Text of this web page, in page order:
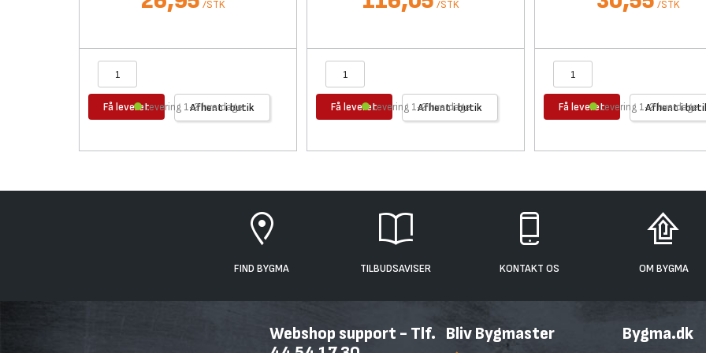
/STK
Få leveret Afhent i butik
Levering 1-2 hverdage
/STK
Få leveret Afhent i butik
Levering 1-2 hverdage
/STK
Få leveret Afhent i
Levering 1-2 hverdage
FIND BYGMA TILBUDSAVISER KONTAKT OS OM BYGMA
Webshop support - Tlf. Bliv Bygmaster Bygma.dk